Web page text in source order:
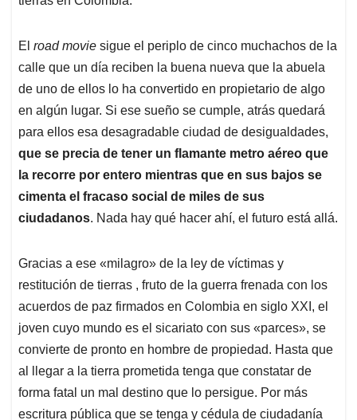
El road movie sigue el periplo de cinco muchachos de la
calle que un día reciben la buena nueva que la abuela
de uno de ellos lo ha convertido en propietario de algo
en algún lugar. Si ese sueño se cumple, atrás quedará
para ellos esa desagradable ciudad de desigualdades,
que se precia de tener un flamante metro aéreo que
la recorre por entero mientras que en sus bajos se
cimenta el fracaso social de miles de sus
ciudadanos. Nada hay qué hacer ahí, el futuro está allá.
Gracias a ese «milagro» de la ley de víctimas y
restitución de tierras , fruto de la guerra frenada con los
acuerdos de paz firmados en Colombia en siglo XXI, el
joven cuyo mundo es el sicariato con sus «parces», se
convierte de pronto en hombre de propiedad. Hasta que
al llegar a la tierra prometida tenga que constatar de
forma fatal un mal destino que lo persigue. Por más
escritura pública que se tenga y cédula de ciudadanía